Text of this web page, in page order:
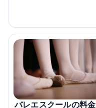
バレエスクールの料金